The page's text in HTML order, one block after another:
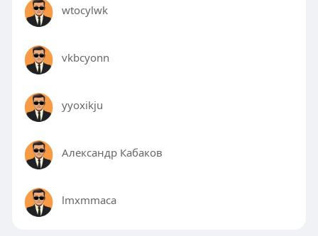
wtocylwk
vkbcyonn
yyoxikju
Александр Кабаков
lmxmmaca